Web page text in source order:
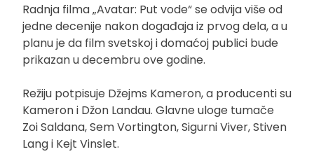
Radnja filma „Avatar: Put vode“ se odvija više od
jedne decenije nakon događaja iz prvog dela, a u
planu je da film svetskoj i domaćoj publici bude
prikazan u decembru ove godine.
Režiju potpisuje Džejms Kameron, a producenti su
Kameron i Džon Landau. Glavne uloge tumače
Zoi Saldana, Sem Vortington, Sigurni Viver, Stiven
Lang i Kejt Vinslet.